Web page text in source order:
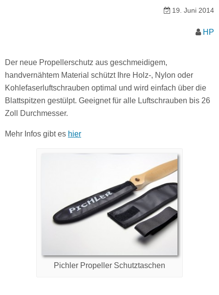
19. Juni 2014
HP
Der neue Propellerschutz aus geschmeidigem,
handvernähtem Material schützt Ihre Holz-, Nylon oder
Kohlefaserluftschrauben optimal und wird einfach über die
Blattspitzen gestülpt. Geeignet für alle Luftschrauben bis 26
Zoll Durchmesser.
Mehr Infos gibt es hier
Pichler Propeller Schutztaschen